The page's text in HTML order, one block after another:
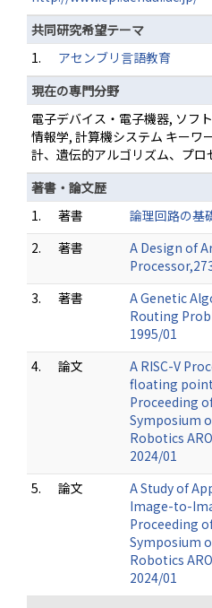
共同研究希望テーマ
1.
アセンブリ言語教育
現在の専門分野
電子デバイス・電子機器, ソフ
情報学, 計算機システム キーワ
計、遺伝的アルゴリズム、プロ
著書・論文歴
1.
著書
論理回路の基
2.
著書
A Design of
3.
著書
A Genetic
Routing
1995/01
4.
論文
A RISC-V
floating
Proceeding
Symposium
Robotics
2024/01
5.
論文
A Study of
Image-to-
Proceeding
Symposium
Robotics
2024/01